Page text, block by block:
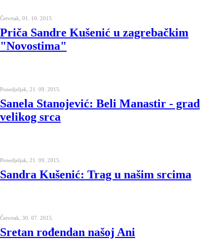
Četvrtak, 01. 10. 2015.
Priča Sandre Kušenić u zagrebačkim
"Novostima"
Ponedjeljak, 21. 09. 2015.
Sanela Stanojević: Beli Manastir - grad
velikog srca
Ponedjeljak, 21. 09. 2015.
Sandra Kušenić: Trag u našim srcima
Četvrtak, 30. 07. 2015.
Sretan rođendan našoj Ani